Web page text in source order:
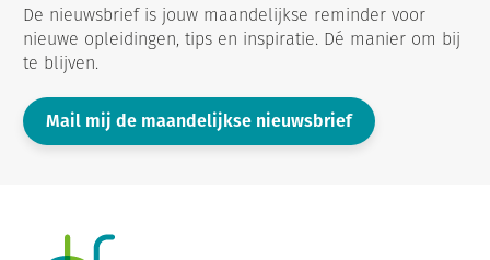
De nieuwsbrief is jouw maandelijkse reminder voor
nieuwe opleidingen, tips en inspiratie. Dé manier om bij
te blijven.
Mail mij de maandelijkse nieuwsbrief